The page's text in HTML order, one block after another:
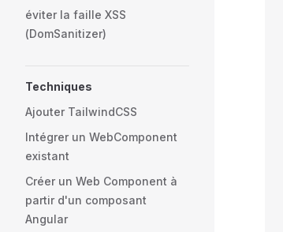
éviter la faille XSS
(DomSanitizer)
Techniques
Ajouter TailwindCSS
Intégrer un WebComponent
existant
Créer un Web Component à
partir d'un composant
Angular